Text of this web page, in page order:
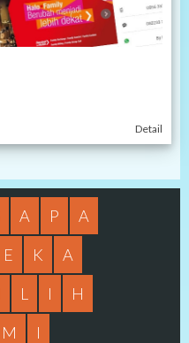
Detail
A P
A
E K
A
L I
H
M I